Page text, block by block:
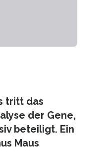
tritt das
der Gene,
beteiligt. Ein
Maus